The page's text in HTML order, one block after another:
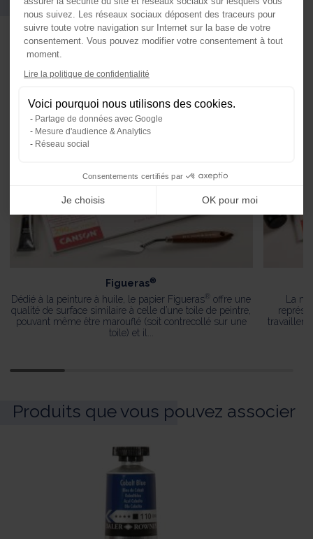
Figueras®
Dédié à la peinture à huile, le papier Figueras ® offre une
qualité de surface similaire à celle d’une toile de peintre,
pouvant même être marouflé (soit contrecollé sur une
toile) et il...
La
travaillent
Produits que vous pouvez associer
nous suivez. Les réseaux sociaux déposent des traceurs pour
suivre toute votre navigation sur Internet sur la base de votre
consentement. Vous pouvez modifier votre consentement à tout
moment.
Lire la politique de confidentialité
Voici pourquoi nous utilisons des cookies.
Partage de données avec Google
Mesure d'audience & Analytics
Réseau social
Consentements certifiés par
Je choisis OK pour moi
Axeptio consent
Notre plateforme vous permet